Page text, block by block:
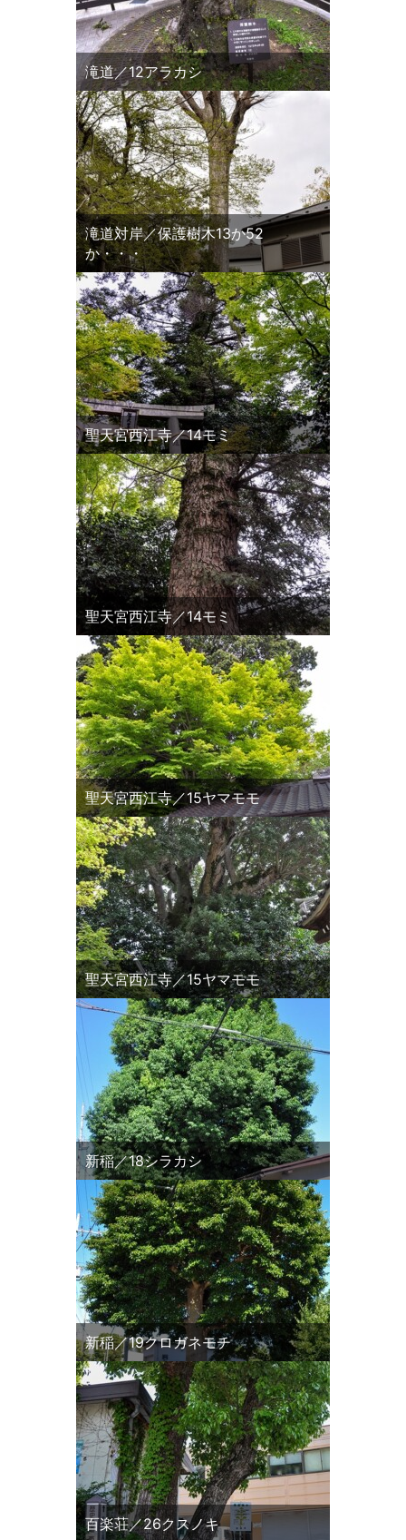
滝道／12アラカシ
滝道対岸／保護樹木13か52
か・・・
聖天宮西江寺／14モミ
聖天宮西江寺／14モミ
聖天宮西江寺／15ヤマモモ
聖天宮西江寺／15ヤマモモ
新稲／18シラカシ
新稲／19クロガネモチ
百楽荘／26クスノキ